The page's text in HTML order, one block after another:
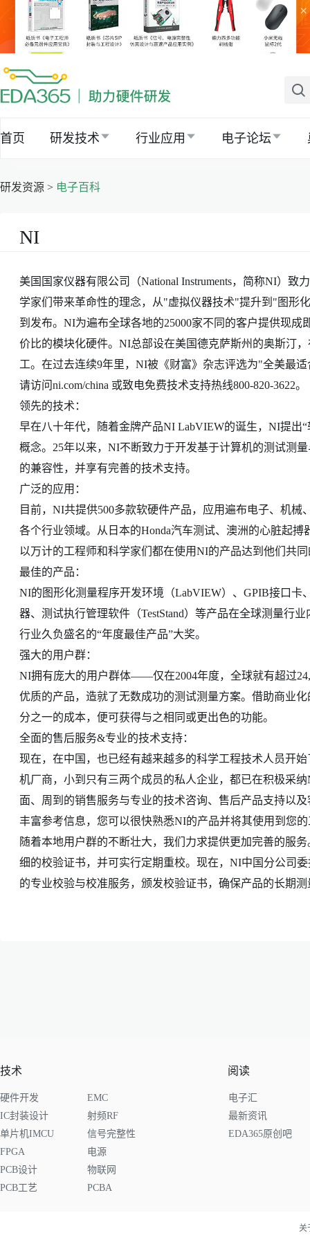
×
首页 研发技术 行业应用 电子论坛
研发资源 > 电子百科
NI
美国国家仪器有限公司（National Instruments，简称NI）
学家们带来革命性的理念，从"虚拟仪器技术"提升到"图形
到发布。NI为遍布全球各地的25000家不同的客户提供现
价比的模块化硬件。NI总部设在美国德克萨斯州的奥斯汀
工。在过去连续9年里，NI被《财富》杂志评选为"全美最
请访问ni.com/china 或致电免费技术支持热线800-820-3622。
领先的技术：
早在八十年代，随着金牌产品NI LabVIEW的诞生，NI提出
概念。25年以来，NI不断致力于开发基于计算机的测试测
的兼容性，并享有完善的技术支持。
广泛的应用：
目前，NI共提供500多款软硬件产品，应用遍布电子、机
各个行业领域。从日本的Honda汽车测试、澳洲的心脏起
以万计的工程师和科学家们都在使用NI的产品达到他们共
最佳的产品：
NI的图形化测量程序开发环境（LabVIEW）、GPIB接口
器、测试执行管理软件（TestStand）等产品在全球测量行
行业久负盛名的“年度最佳产品”大奖。
强大的用户群：
NI拥有庞大的用户群体——仅在2004年度，全球就有超过
优质的产品，造就了无数成功的测试测量方案。借助商业
分之一的成本，便可获得与之相同或更出色的功能。
全面的售后服务&专业的技术支持：
现在，在中国，也已经有越来越多的科学工程技术人员开
机厂商，小到只有三两个成员的私人企业，都已在积极采
面、周到的销售服务与专业的技术咨询、售后产品支持以
丰富参考信息，您可以很快熟悉NI的产品并将其使用到您
随着本地用户群的不断壮大，我们力求提供更加完善的服
细的校验证书，并可实行定期重校。现在，NI中国分公司
的专业校验与校准服务，颁发校验证书，确保产品的长期
技术
硬件开发
EMC
IC封装设计
射频RF
单片机IMCU
信号完整性
FPGA
电源
PCB设计
物联网
PCB工艺
PCBA
阅读
电子汇
最新资讯
EDA365原创吧
关